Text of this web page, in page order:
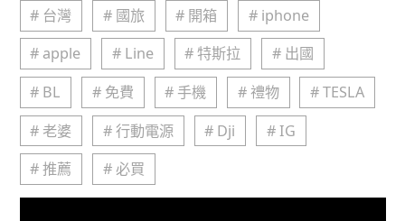
# 台灣 # 國旅 # 開箱
# iphone
# apple
# Line # 特斯拉
# 出國
# BL
# 免費 # 手機 # 禮物
# TESLA
# 老婆
# 行動電源 # Dji
# IG
# 推薦
# 必買